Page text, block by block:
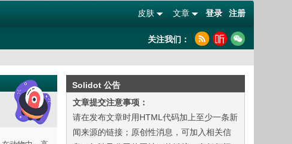
登录 注册
文章
皮肤
关注我们：
Solidot 公告
文章提交注意事项：
请在发布文章时用HTML代码加上至少一条新
闻来源的链接；原创性消息，可加入相关信